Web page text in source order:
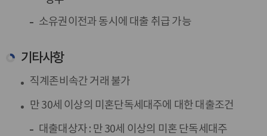
소유권이전과 동시에 대출 취급 가능
기타사항
직계존비속간 거래 불가
만 30세 이상의 미혼단독세대주에 대한 대출조건
대출대상자 : 만 30세 이상의 미혼 단독세대주